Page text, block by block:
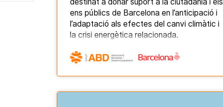
ens públics de Barcelona en l’anticipació i
l’adaptació als efectes del canvi climàtic i
la crisi energètica relacionada.